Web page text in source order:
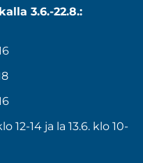
3.6.-22.8.:
12-14 ja la 13.6. klo 10-